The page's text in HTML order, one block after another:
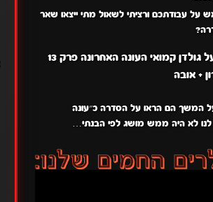
על עבודתכם ורציתי לשאול מתי ייצאו שאר
גולדן קמואי העונה האחרונה פרק 13
+ אובה
המשך הם הראו על הסדרה כ״עונה
לנו לא היה ממש מושג לפי הבנתי…